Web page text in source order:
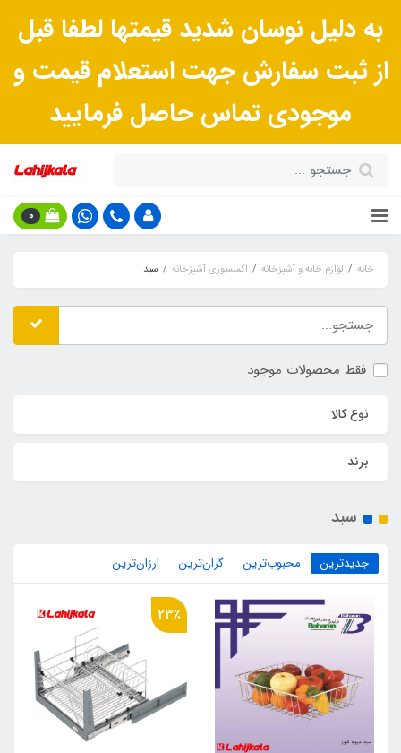
به دلیل نوسان شدید قیمتها لطفا قبل
از ثبت سفارش جهت استعلام قیمت و
موجودی تماس حاصل فرمایید
0
خانه لوازم خانه و آشپزخانه اکسسوری آشپزخانه سبد
فقط محصولات موجود
نوع کالا
برند
سبد
جدیدترین محبوب‌ترین گران‌ترین ارزان‌ترین
23٪